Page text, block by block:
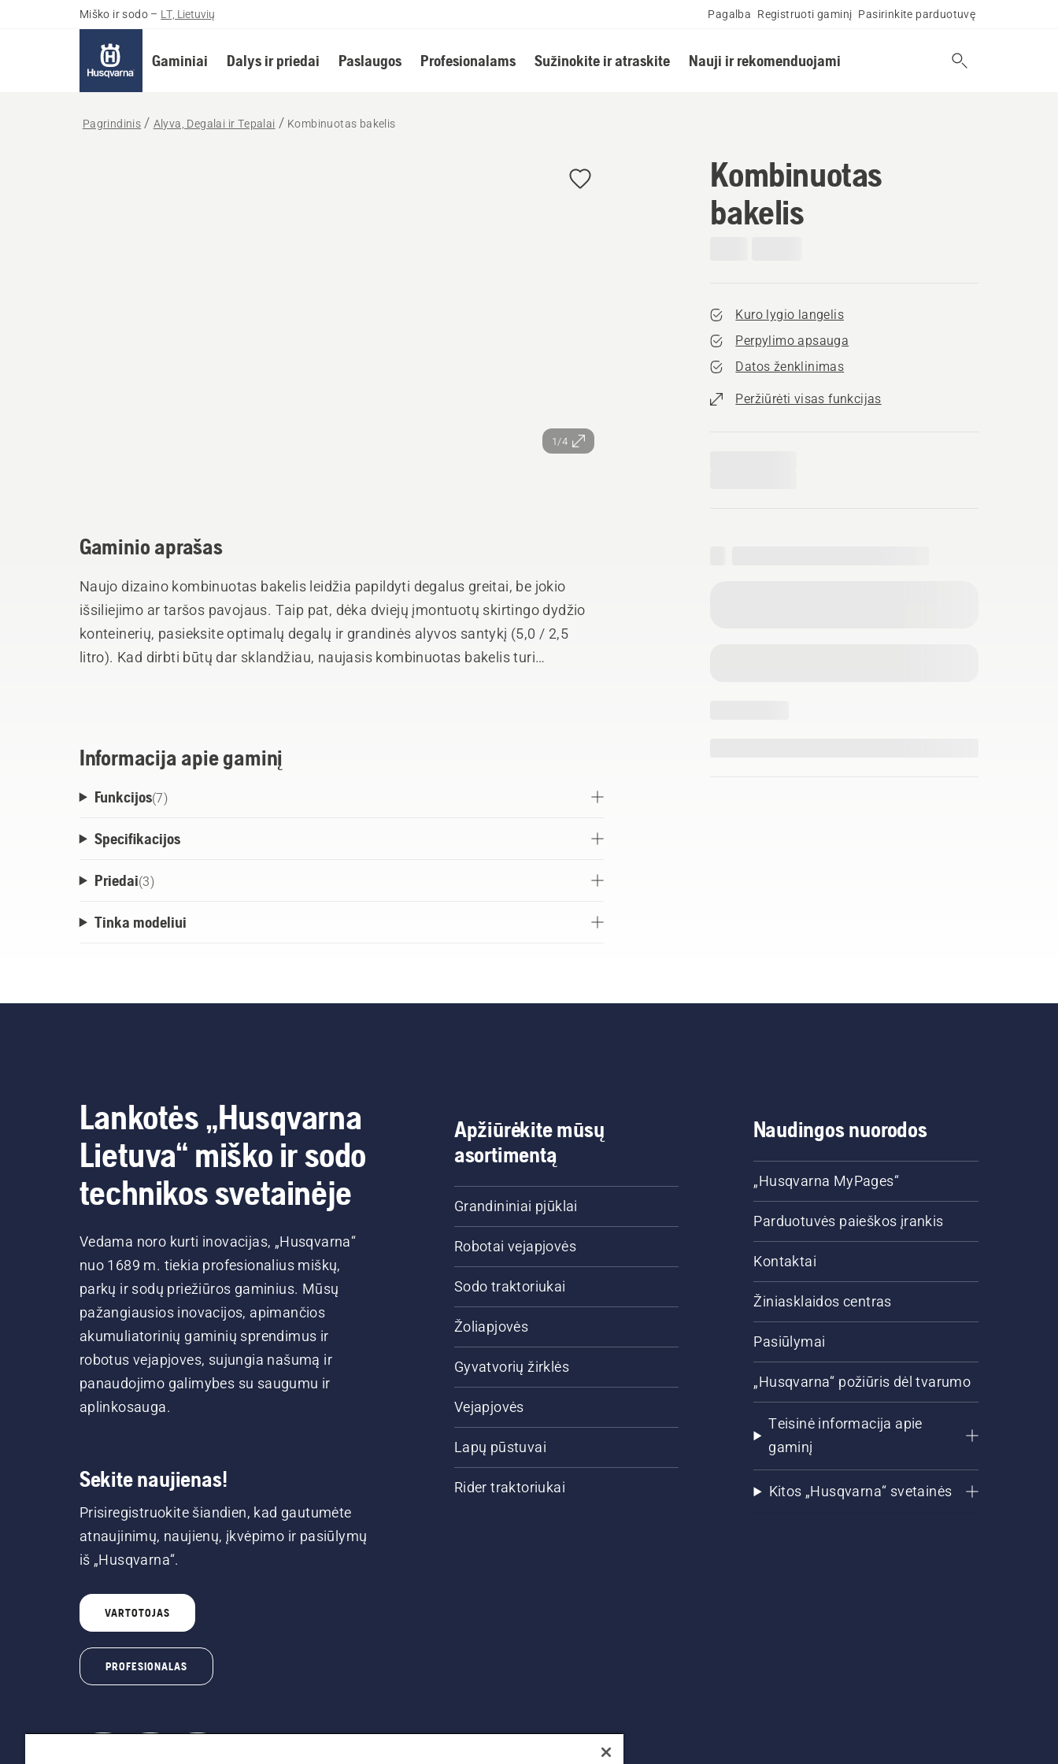
Miško ir sodo – LT, Lietuvių Pagalba Registruoti gaminį Pasirinkite parduotuvę
Gaminiai Dalys ir priedai Paslaugos Profesionalams Sužinokite ir atraskite Nauji ir rekomenduojami
Pagrindinis Alyva, Degalai ir Tepalai Kombinuotas bakelis
1/4
Kombinuotas
bakelis
Kuro lygio langelis
Perpylimo apsauga
Datos ženklinimas
Peržiūrėti visas funkcijas
Gaminio aprašas
Naujo dizaino kombinuotas bakelis leidžia papildyti degalus greitai, be jokio
išsiliejimo ar taršos pavojaus. Taip pat, dėka dviejų įmontuotų skirtingo dydžio
konteinerių, pasieksite optimalų degalų ir grandinės alyvos santykį (5,0 / 2,5
litro). Kad dirbti būtų dar sklandžiau, naujasis kombinuotas bakelis turi
Informacija apie gaminį
Funkcijos(7)
Specifikacijos
Priedai(3)
Tinka modeliui
Lankotės „Husqvarna
Lietuva“ miško ir sodo
technikos svetainėje
Vedama noro kurti inovacijas, „Husqvarna“
nuo 1689 m. tiekia profesionalius miškų,
parkų ir sodų priežiūros gaminius. Mūsų
pažangiausios inovacijos, apimančios
akumuliatorinių gaminių sprendimus ir
robotus vejapjoves, sujungia našumą ir
panaudojimo galimybes su saugumu ir
aplinkosauga.
Sekite naujienas!
Prisiregistruokite šiandien, kad gautumėte
atnaujinimų, naujienų, įkvėpimo ir pasiūlymų
iš „Husqvarna“.
VARTOTOJAS
PROFESIONALAS
Apžiūrėkite mūsų
asortimentą
Grandininiai pjūklai
Robotai vejapjovės
Sodo traktoriukai
Žoliapjovės
Gyvatvorių žirklės
Vejapjovės
Lapų pūstuvai
Rider traktoriukai
Naudingos nuorodos
„Husqvarna MyPages“
Parduotuvės paieškos įrankis
Kontaktai
Žiniasklaidos centras
Pasiūlymai
„Husqvarna“ požiūris dėl tvarumo
Teisinė informacija apie
gaminį
Kitos „Husqvarna“ svetainės